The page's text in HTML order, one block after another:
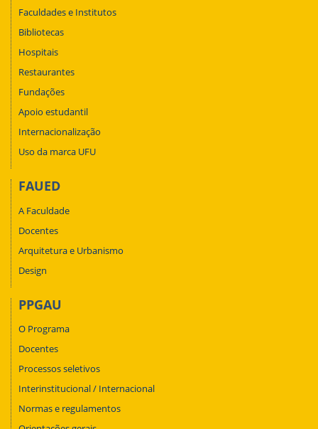
Faculdades e Institutos
Bibliotecas
Hospitais
Restaurantes
Fundações
Apoio estudantil
Internacionalização
Uso da marca UFU
FAUED
A Faculdade
Docentes
Arquitetura e Urbanismo
Design
PPGAU
O Programa
Docentes
Processos seletivos
Interinstitucional / Internacional
Normas e regulamentos